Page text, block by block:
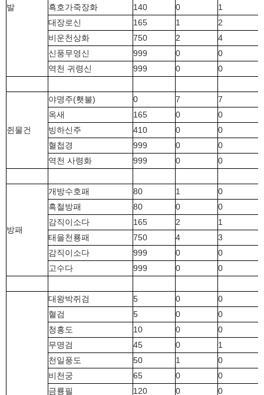
발
흑호가죽장화
140 0 1
대장로신
165 1 2
비운천상화
750 2 4
신풍무영신
999 0 0
역천 귀령신
999 0 0
쥔물건
야명주(횃불) 0 7 7
옥새
165 0 0
빙하신주
410 0 0
혈첩경
999 0 0
역천 사령화
999 0 0
방패
개방수호패 80 1 0
흑철방패
80 0 0
감직이소다
165 2 1
태을천룡패
750 4 3
감직이소다
999 0 0
고수다
999 0 0
대왕박쥐검 5 0 0
혈검
5 0 0
청홍도
10 0 0
무명검
45 0 1
천일풍도
50 1 0
비천궁
65 0 0
금룡필
120 0 0